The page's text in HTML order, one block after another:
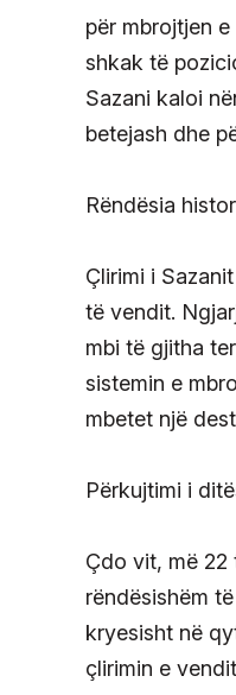
për mbrojtjen
shkak të
Sazani kaloi
betejash dhe
Rëndësia
Çlirimi i
të vendit.
mbi të gjitha
sistemin e
mbetet një
Përkujtimi i
Çdo vit, më 22
rëndësishëm
kryesisht në
çlirimin e